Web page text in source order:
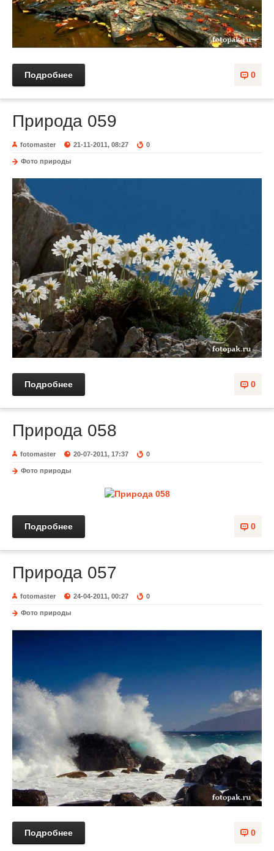
0
Подробнее
Природа 059
fotomaster 21-11-2011, 08:27 0
Фото природы
0
Подробнее
Природа 058
fotomaster 20-07-2011, 17:37 0
Фото природы
0
Подробнее
Природа 057
fotomaster 24-04-2011, 00:27 0
Фото природы
0
Подробнее